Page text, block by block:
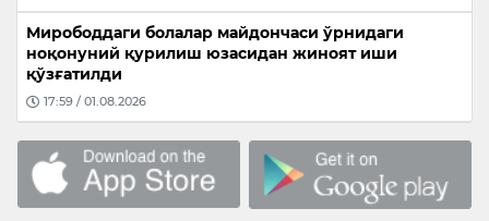
Мирободдаги болалар майдончаси ўрнидаги
ноқонуний қурилиш юзасидан жиноят иши
қўзғатилди
17:59 / 01.08.2026